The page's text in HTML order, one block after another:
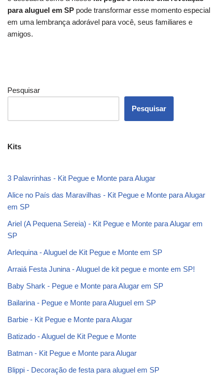
para aluguel em SP pode transformar esse momento especial
em uma lembrança adorável para você, seus familiares e
amigos.
Pesquisar
Pesquisar
Kits
3 Palavrinhas - Kit Pegue e Monte para Alugar
Alice no País das Maravilhas - Kit Pegue e Monte para Alugar
em SP
Ariel (A Pequena Sereia) - Kit Pegue e Monte para Alugar em
SP
Arlequina - Aluguel de Kit Pegue e Monte em SP
Arraiá Festa Junina - Aluguel de kit pegue e monte em SP!
Baby Shark - Pegue e Monte para Alugar em SP
Bailarina - Pegue e Monte para Aluguel em SP
Barbie - Kit Pegue e Monte para Alugar
Batizado - Aluguel de Kit Pegue e Monte
Batman - Kit Pegue e Monte para Alugar
Blippi - Decoração de festa para aluguel em SP